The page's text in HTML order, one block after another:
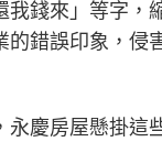
錢來」等字，
錯誤印象，侵
慶房屋懸掛這